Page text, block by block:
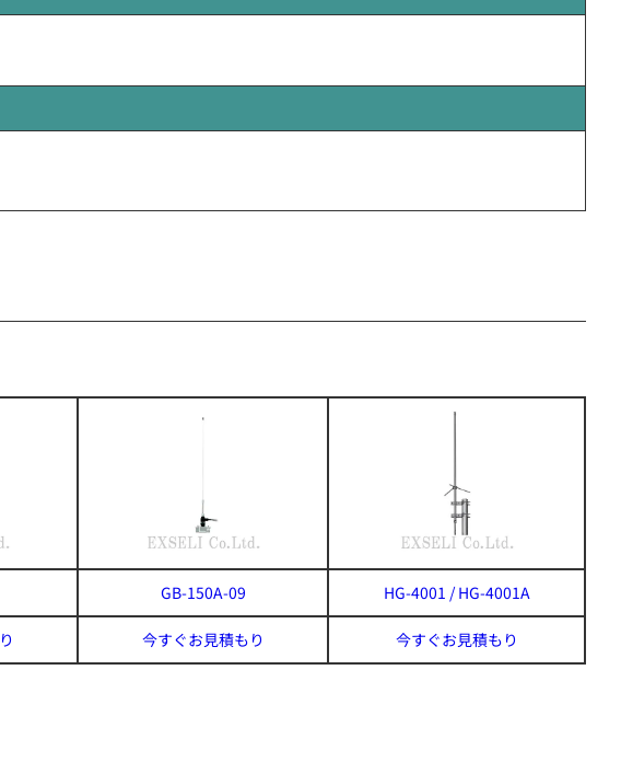
GB-150A-09 HG-4001 / HG-4001A
今すぐお見積もり 今すぐお見積もり